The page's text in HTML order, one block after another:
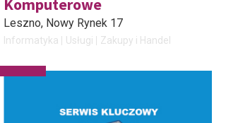
Komputerowe
Leszno, Nowy Rynek 17
Informatyka Usługi Zakupy i Handel